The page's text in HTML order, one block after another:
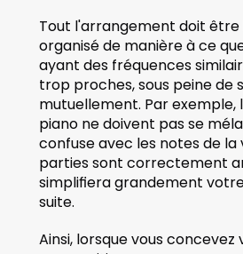
Tout l'arrangement doit être
organisé de manière à ce
ayant des fréquences
trop proches, sous peine de
mutuellement. Par exemple,
piano ne doivent pas se
confuse avec les notes de la
parties sont correctement
simplifiera grandement
suite.
Ainsi, lorsque vous concevez